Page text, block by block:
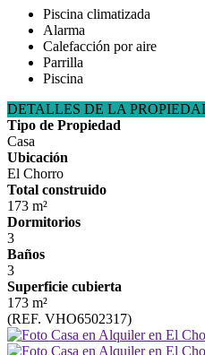
Piscina climatizada
Alarma
Calefacción por aire
Parrilla
Piscina
DETALLES DE LA
Tipo de Propiedad
Casa
Ubicación
El Chorro
Total construido
173 m²
Dormitorios
3
Baños
3
Superficie cubierta
173 m²
(REF. VHO6502317)